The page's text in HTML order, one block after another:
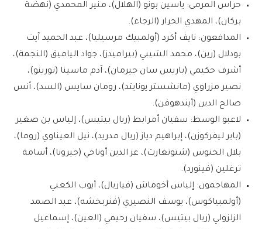
حراس المرمى: ياسين بونو (الهلال)، منير المحمدي (نهضة
بركان)، المهدي الحرار (الرجاء).
المدافعون: نايف أكرد (أولمبيك مرسيليا)، عبد الحميد آيت
بودلال (رين)، محمد الشيبي (بيراميدز)، جواد الياميق (النجمة)،
أشرف حكيمي (باريس سان جيرمان)، آدم ماسينا (تورينو)،
نصير مزراوي (مانشستر يونايتد)، رومان سايس (السد)، أنس
صالح الدين (أيندهوفن).
لاعبو الوسط: سفيان أمرابط (ريال بيتيس)، إلياس بن صغير
(باير ليفركوزن)، إبراهيم دياز (ريال مدريد)، نيل العيناوي (روما)،
بلال الخنوس (شتوتغارت)، عز الدين أوناحي (جيرونا)، أسامة
ترغلين (فينورد).
المهاجمون: إلياس أخوماش (فياريال)، أيوب الكعبي
(أولمبياكوس)، يوسف النصيري (فنربخشه)، عبد الصمد
الزلزولي (ريال بيتيس)، سفيان رحيمي (العين)، إسماعيل